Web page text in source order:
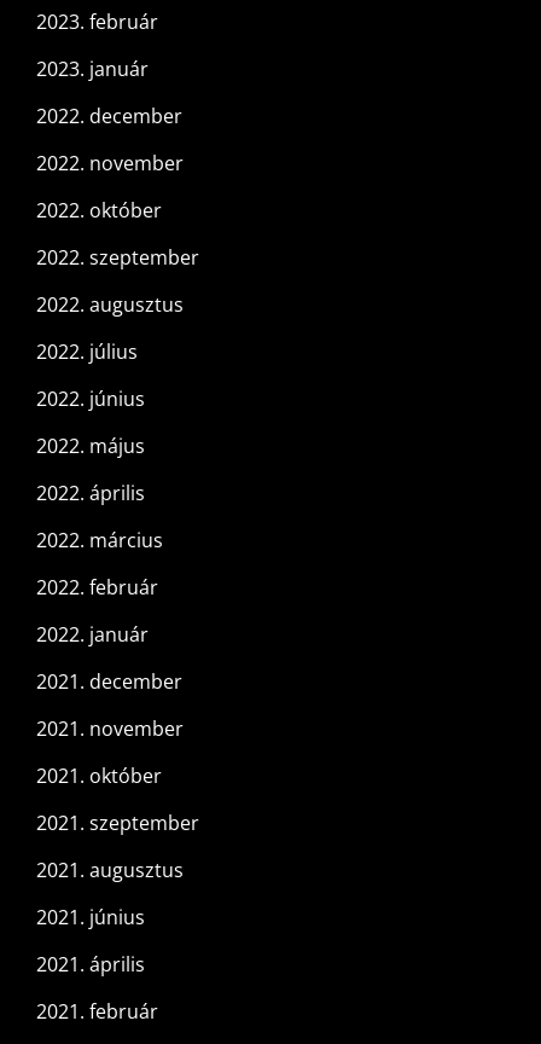
2023. február
2023. január
2022. december
2022. november
2022. október
2022. szeptember
2022. augusztus
2022. július
2022. június
2022. május
2022. április
2022. március
2022. február
2022. január
2021. december
2021. november
2021. október
2021. szeptember
2021. augusztus
2021. június
2021. április
2021. február